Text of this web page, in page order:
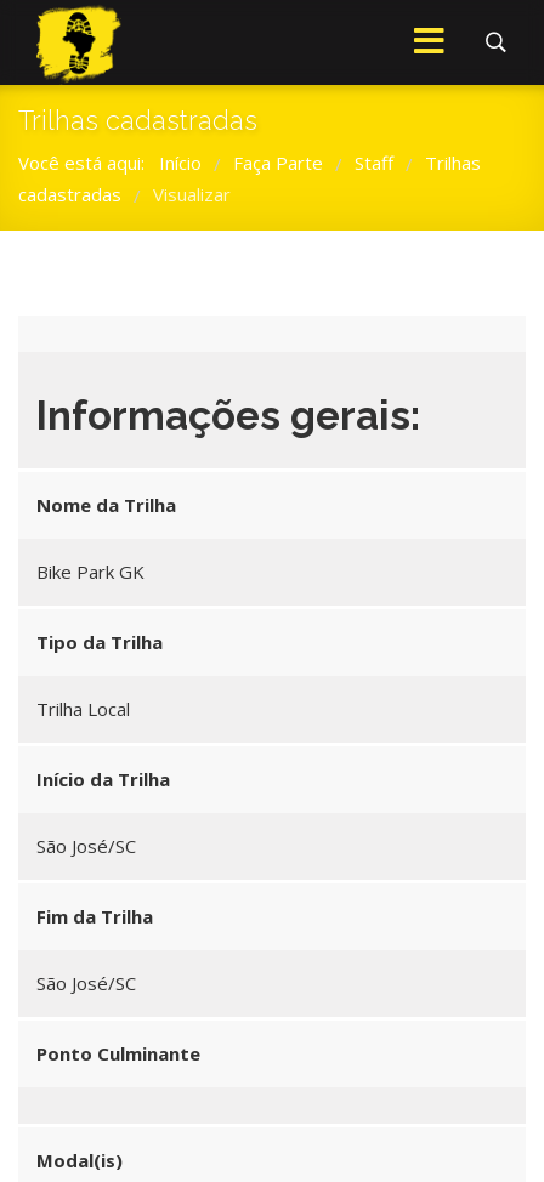
Trilhas cadastradas
Você está aqui: Início / Faça Parte / Staff / Trilhas
cadastradas / Visualizar
Informações gerais:
Nome da Trilha
Bike Park GK
Tipo da Trilha
Trilha Local
Início da Trilha
São José/SC
Fim da Trilha
São José/SC
Ponto Culminante
Modal(is)